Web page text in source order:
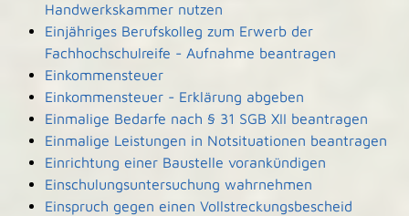
Handwerkskammer nutzen
Einjähriges Berufskolleg zum Erwerb der
Fachhochschulreife - Aufnahme beantragen
Einkommensteuer
Einkommensteuer - Erklärung abgeben
Einmalige Bedarfe nach § 31 SGB XII beantragen
Einmalige Leistungen in Notsituationen beantragen
Einrichtung einer Baustelle vorankündigen
Einschulungsuntersuchung wahrnehmen
Einspruch gegen einen Vollstreckungsbescheid